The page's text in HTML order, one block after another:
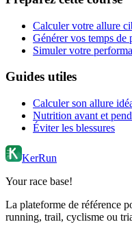
Calculer votre allure
Générer vos temps de
Simuler votre
Guides utiles
Calculer son allure
Nutrition avant et
Éviter les blessures
KerRun
Your race base!
La plateforme de référence
running, trail, cyclisme ou